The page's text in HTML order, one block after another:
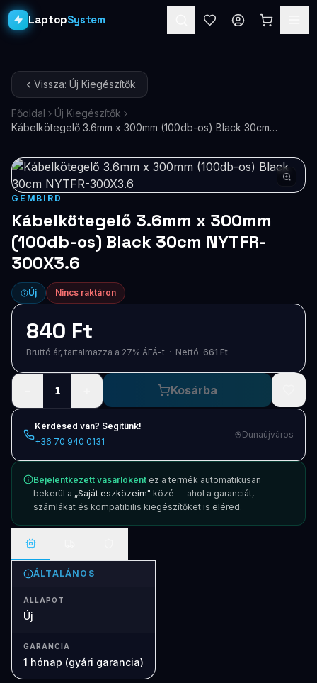
LaptopSystem
Asztali PC-k
Workstation PRO
Monitorok
Dokkolók
Kiegészítők
Akciók
Ajándékkártya
Blog
Szolgáltatások
Támogatás
Új termékek ÚJ
Keresés Vásárlás
Vissza: Új Kiegészítők
Főoldal
Új Kiegészítők
Kábelkötegelő 3.6mm x 300mm (100db-os) Black 30cm
GEMBIRD
Kábelkötegelő 3.6mm x 300mm
(100db-os) Black 30cm NYTFR-
300X3.6
Új Nincs raktáron
840 Ft
Bruttó ár, tartalmazza a 27% ÁFÁ-t · Nettó: 661 Ft
1 Kosárba
Kérdésed van? Segítünk!
+36 70 940 0131
Dunaújváros
Bejelentkezett vásárlóként ez a termék automatikusan
bekerül a „Saját eszközeim" közé — ahol a garanciát,
számlákat és kompatibilis kiegészítőket is eléred.
ÁLTALÁNOS
ÁLLAPOT
Új
GARANCIA
1 hónap (gyári garancia)